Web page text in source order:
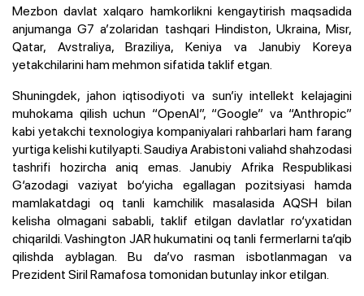
Mezbon davlat xalqaro hamkorlikni kengaytirish maqsadida
anjumanga G7 a’zolaridan tashqari Hindiston, Ukraina, Misr,
Qatar, Avstraliya, Braziliya, Keniya va Janubiy Koreya
yetakchilarini ham mehmon sifatida taklif etgan.
Shuningdek, jahon iqtisodiyoti va sun’iy intellekt kelajagini
muhokama qilish uchun “OpenAI”, “Google” va “Anthropic”
kabi yetakchi texnologiya kompaniyalari rahbarlari ham farang
yurtiga kelishi kutilyapti. Saudiya Arabistoni valiahd shahzodasi
tashrifi hozircha aniq emas. Janubiy Afrika Respublikasi
G‘azodagi vaziyat bo‘yicha egallagan pozitsiyasi hamda
mamlakatdagi oq tanli kamchilik masalasida AQSH bilan
kelisha olmagani sababli, taklif etilgan davlatlar ro‘yxatidan
chiqarildi. Vashington JAR hukumatini oq tanli fermerlarni ta’qib
qilishda ayblagan. Bu da’vo rasman isbotlanmagan va
Prezident Siril Ramafosa tomonidan butunlay inkor etilgan.